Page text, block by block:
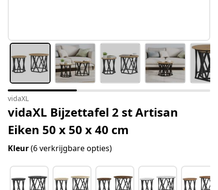
vidaXL
vidaXL Bijzettafel 2 st Artisan
Eiken 50 x 50 x 40 cm
Kleur(6 verkrijgbare opties)